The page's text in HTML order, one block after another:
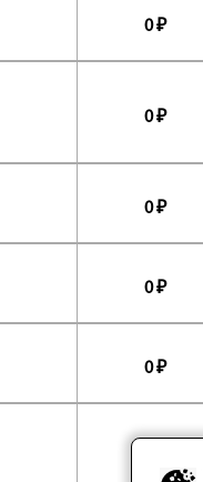
0 ₽
0 ₽
0 ₽
0 ₽
0 ₽